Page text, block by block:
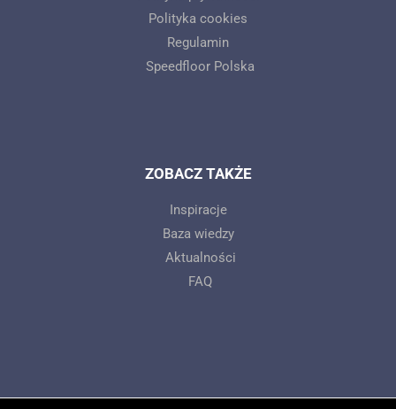
Polityka cookies
Regulamin
Speedfloor Polska
ZOBACZ TAKŻE
Inspiracje
Baza wiedzy
Aktualności
FAQ